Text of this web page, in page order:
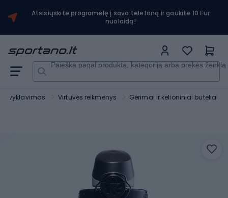
Atsisiųskite programėlę į savo telefoną ir gaukite 10 Eur
nuolaidą!
Paieška pagal produktą, kategoriją arba prekės ženklą
Virtuvės reikmenys Gėrimai ir kelioniniai buteliai